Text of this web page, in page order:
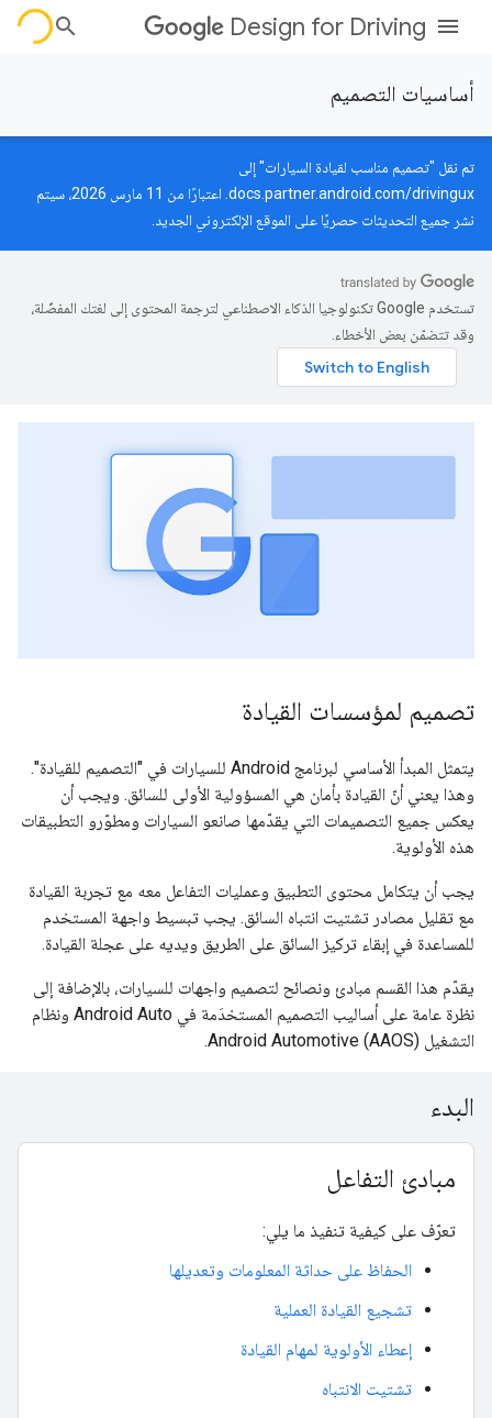
Design for Driving
أساسيات التصميم
تم نقل "تصميم مناسب لقيادة السيارات" إلى
docs.partner.android.com/drivingux
. اعتبارًا من 11 مارس 2026، سيتم
نشر جميع التحديثات حصريًا على الموقع الإلكتروني الجديد.
تستخدم Google تكنولوجيا الذكاء الاصطناعي لترجمة المحتوى إلى لغتك المفضّلة،
وقد تتضمّن بعض الأخطاء.
تصميم لمؤسسات القيادة
يتمثل المبدأ الأساسي لبرنامج Android للسيارات في "التصميم للقيادة".
وهذا يعني أنّ القيادة بأمان هي المسؤولية الأولى للسائق. ويجب أن
يعكس جميع التصميمات التي يقدّمها صانعو السيارات ومطوّرو التطبيقات
هذه الأولوية.
يجب أن يتكامل محتوى التطبيق وعمليات التفاعل معه مع تجربة القيادة
مع تقليل مصادر تشتيت انتباه السائق. يجب تبسيط واجهة المستخدم
للمساعدة في إبقاء تركيز السائق على الطريق ويديه على عجلة القيادة.
يقدّم هذا القسم مبادئ ونصائح لتصميم واجهات للسيارات، بالإضافة إلى
نظرة عامة على أساليب التصميم المستخدَمة في Android Auto ونظام
التشغيل Android Automotive (AAOS).
البدء
مبادئ التفاعل
تعرّف على كيفية تنفيذ ما يلي:
الحفاظ على حداثة المعلومات وتعديلها
تشجيع القيادة العملية
إعطاء الأولوية لمهام القيادة
تشتيت الانتباه